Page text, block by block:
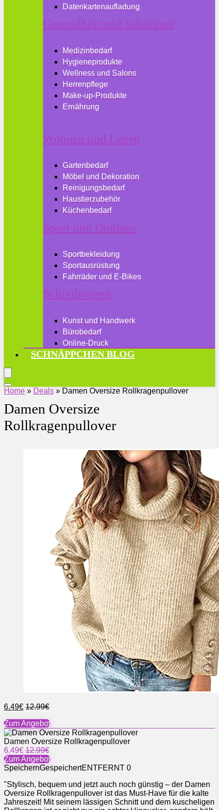
Datenkartenaufladung
Gesundheit und Schönheit
Medizinbedarf
Hygieneprodukte
Wellness und Salons
Herrenpflege
Make-up-Produkte
Ernährung
Wohnen und Leben
Gartenbedarf
Möbel und Dekoration
Reinigungsbedarf
Haustierzubehör
Küchenbedarf
Sport und Outdoor
Sportbekleidung
Sportausrüstung
Fahrräder und E-Bikes
Schreibwaren
Kunst und Handwerk
Bürobedarf
Online-Druck
SCHNÄPPCHEN BLOG
Home » Deals » Damen Oversize Rollkragenpullover
Damen Oversize
Rollkragenpullover
6.49€ 12.99€
Zum Angebot
Damen Oversize Rollkragenpullover
6.49€ 12.99€
Zum Angebot
SpeichernGespeichertENTFERNT 0
"Stylisch, bequem und jetzt auch noch günstig – der Damen
Oversize Rollkragenpullover ist das Must-Have für die kalte
Jahreszeit! Mit seinem lässigen Schnitt und dem kuscheligen